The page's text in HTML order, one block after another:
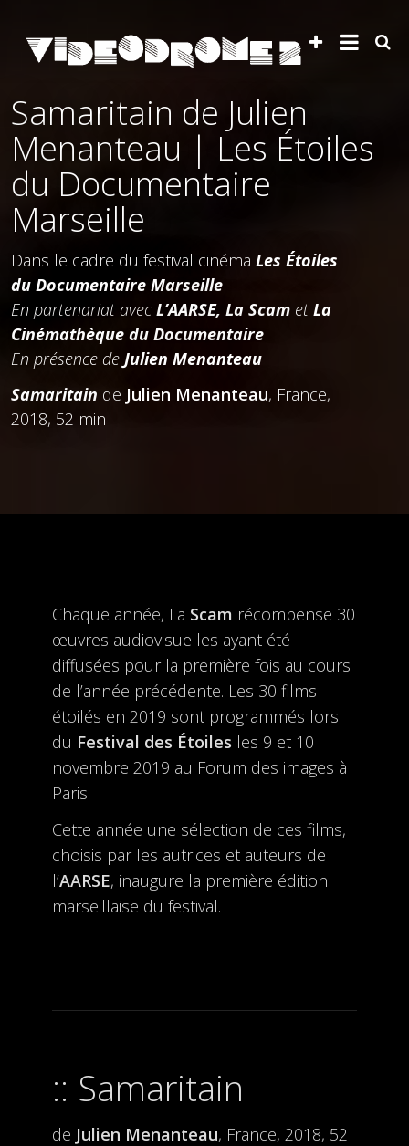
Samaritain de Julien
Menanteau | Les Étoiles
du Documentaire
Marseille
Dans le cadre du festival cinéma Les Étoiles
du Documentaire Marseille
En partenariat avecL’AARSE, La Scam et La
Cinémathèque du Documentaire
En présence de Julien Menanteau
Samaritain de Julien Menanteau, France,
2018, 52 min
Chaque année, La Scam récompense 30
œuvres audiovisuelles ayant été
diffusées pour la première fois au cours
de l’année précédente. Les 30 films
étoilés en 2019 sont programmés lors
du Festival des Étoiles les 9 et 10
novembre 2019 au Forum des images à
Paris.
Cette année une sélection de ces films,
choisis par les autrices et auteurs de
l’AARSE, inaugure la première édition
marseillaise du festival.
Samaritain
de Julien Menanteau, France, 2018, 52